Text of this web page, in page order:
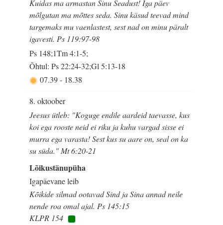
Kuidas ma armastan Sinu Seadust! Iga päev
mõlgutan ma mõttes seda. Sinu käsud teevad mind
targemaks mu vaenlastest, sest nad on minu päralt
igavesti. Ps 119:97-98
Ps 148;1Tm 4:1-5;
Õhtul: Ps 22:24-32;Gl 5:13-18
07.39- 18.38
8. oktoober
Jeesus ütleb: "Koguge endile aardeid taevasse, kus
koi ega rooste neid ei riku ja kuhu vargad sisse ei
murra ega varasta! Sest kus su aare on, seal on ka
su süda." Mt 6:20-21
Lõikustänupüha
Igapäevane leib
Kõikide silmad ootavad Sind ja Sina annad neile
nende roa omal ajal. Ps 145:15
KLPR 154